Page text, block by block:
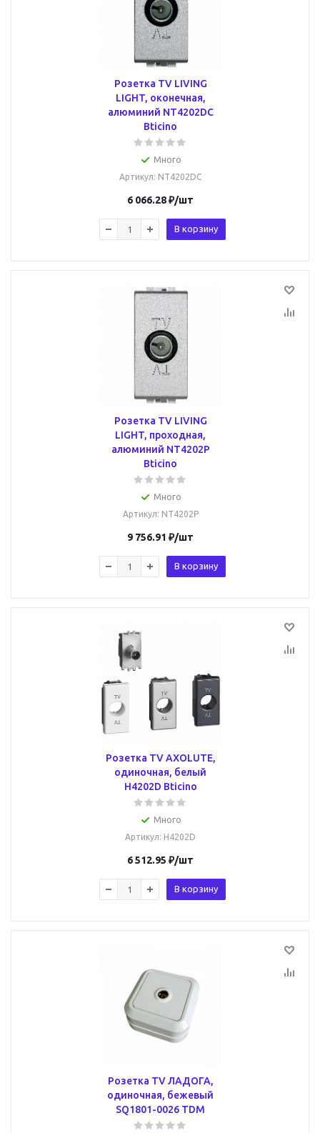
Розетка TV LIVING
LIGHT, оконечная,
алюминий NT4202DC
Bticino
Много
Артикул: NT4202DC
6 066.28₽/шт
В корзину
Розетка TV LIVING
LIGHT, проходная,
алюминий NT4202P
Bticino
Много
Артикул: NT4202P
9 756.91 ₽/шт
В корзину
Розетка TV AXOLUTE,
одиночная, белый
H4202D Bticino
Много
Артикул: H4202D
6 512.95 ₽/шт
В корзину
Розетка TV ЛАДОГА,
одиночная, бежевый
SQ1801-0026 TDM